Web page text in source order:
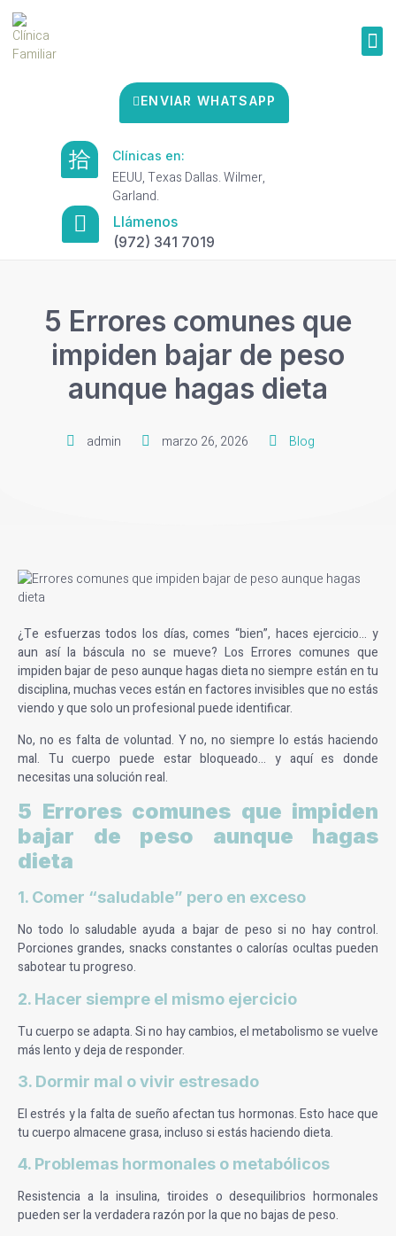
ENVIAR WHATSAPP
Clínicas en:
EEUU, Texas Dallas. Wilmer,
Garland.
Llámenos
(972) 341 7019
5 Errores comunes que
impiden bajar de peso
aunque hagas dieta
admin marzo 26, 2026 Blog
¿Te esfuerzas todos los días, comes “bien”, haces ejercicio… y
aun así la báscula no se mueve? Los Errores comunes que
impiden bajar de peso aunque hagas dieta no siempre están en tu
disciplina, muchas veces están en factores invisibles que no estás
viendo y que solo un profesional puede identificar.
No, no es falta de voluntad. Y no, no siempre lo estás haciendo
mal. Tu cuerpo puede estar bloqueado… y aquí es donde
necesitas una solución real.
5 Errores comunes que impiden
bajar de peso aunque hagas
dieta
1. Comer “saludable” pero en exceso
No todo lo saludable ayuda a bajar de peso si no hay control.
Porciones grandes, snacks constantes o calorías ocultas pueden
sabotear tu progreso.
2. Hacer siempre el mismo ejercicio
Tu cuerpo se adapta. Si no hay cambios, el metabolismo se vuelve
más lento y deja de responder.
3. Dormir mal o vivir estresado
El estrés y la falta de sueño afectan tus hormonas. Esto hace que
tu cuerpo almacene grasa, incluso si estás haciendo dieta.
4. Problemas hormonales o metabólicos
Resistencia a la insulina, tiroides o desequilibrios hormonales
pueden ser la verdadera razón por la que no bajas de peso.